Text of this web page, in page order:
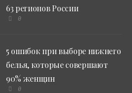
63 регионов России
0
5 ошибок при выборе нижнего
белья, которые совершают
90% женщин
0